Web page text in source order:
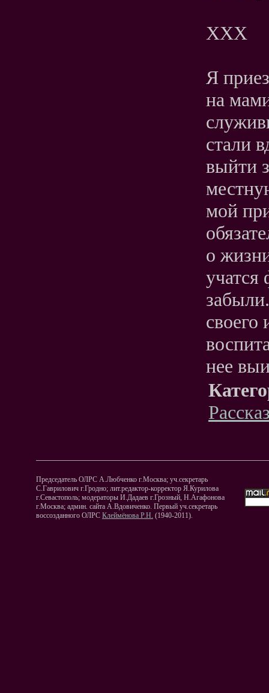
ХХХ
Я
на
стали
выйти
мой
о
своего
нее
Председатель ОЛРС А.Любченко г.Москва; уч.секретарь
С.Гаврилович г.Гродно; лит.редактор-корректор Я.Курилова
г.Севастополь; модераторы И.Дадаев г.Грозный, Н.Агафонова
г.Москва; админ. сайта А.Вдовиченко. Первый уч.секретарь
воссозданного ОЛРС Клеймёнова Р.Н. (1940-2011).